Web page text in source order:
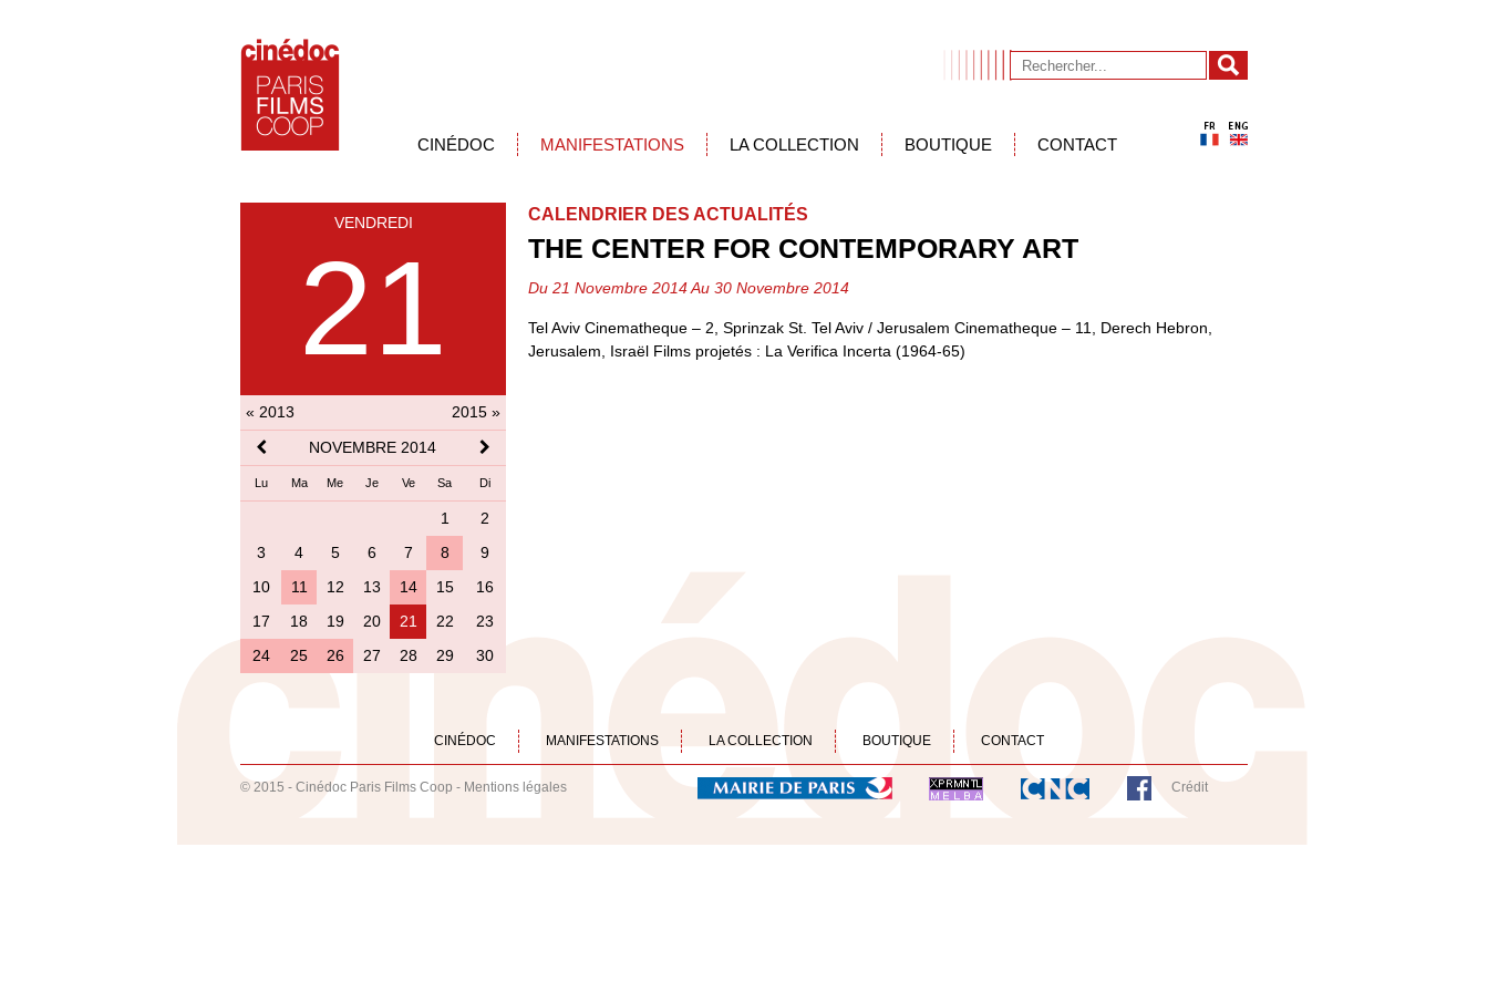
CINÉDOC MANIFESTATIONS LA COLLECTION BOUTIQUE CONTACT
VENDREDI
21
« 2013
2015 »
NOVEMBRE 2014
Lu Ma Me Je Ve Sa Di
1
2
3
4 5 6 7 8
9
10
11 12 13 14 15
16
17
18 19 20 21 22
23
24
25 26 27 28 29 30
CALENDRIER DES ACTUALITÉS
THE CENTER FOR CONTEMPORARY ART
Du 21 Novembre 2014 Au 30 Novembre 2014
Tel Aviv Cinematheque – 2, Sprinzak St. Tel Aviv / Jerusalem Cinematheque – 11, Derech Hebron,
Jerusalem, Israël Films projetés : La Verifica Incerta (1964-65)
CINÉDOC MANIFESTATIONS LA COLLECTION BOUTIQUE CONTACT
© 2015 - Cinédoc Paris Films Coop - Mentions légales Crédit